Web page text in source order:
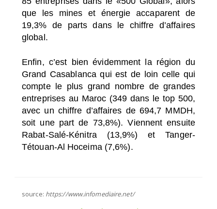
que les mines et énergie accaparent de
19,3% de parts dans le chiffre d’affaires
global.
Enfin, c’est bien évidemment la région du
Grand Casablanca qui est de loin celle qui
compte le plus grand nombre de grandes
entreprises au Maroc (349 dans le top 500,
avec un chiffre d’affaires de 694,7 MMDH,
soit une part de 73,8%). Viennent ensuite
Rabat-Salé-Kénitra (13,9%) et Tanger-
Tétouan-Al Hoceima (7,6%).
source: https://www.infomediaire.net/